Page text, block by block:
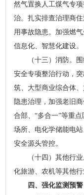
然气置换人工煤气专
治。扎实排查治理商
用事故隐患。加强燃
信息化、智慧化建设。
（十三）消防。
安全专项整治行动，
筑、大型商业综合体
隐患治理，加强老旧
合部、“多合一”等重
场所、电化学储能电
安全源头管控。
（十四）其他行
化旅游、农机等其他
四、强化监测预